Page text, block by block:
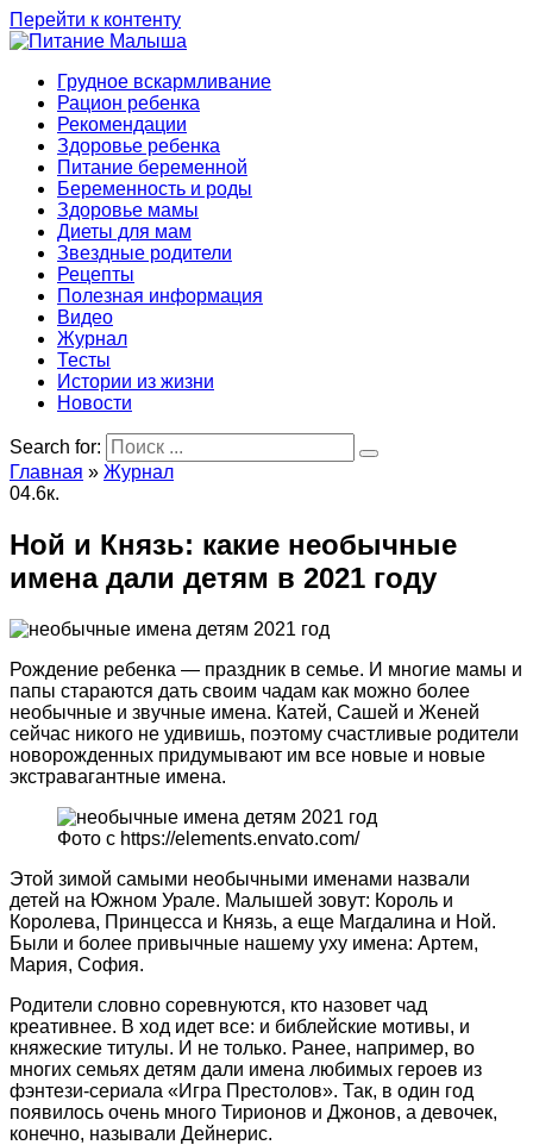
Перейти к контенту
Грудное вскармливание
Рацион ребенка
Рекомендации
Здоровье ребенка
Питание беременной
Беременность и роды
Здоровье мамы
Диеты для мам
Звездные родители
Рецепты
Полезная информация
Видео
Журнал
Тесты
Истории из жизни
Новости
Search for:
Главная » Журнал
04.6к.
Ной и Князь: какие необычные
имена дали детям в 2021 году
Рождение ребенка — праздник в семье. И многие мамы и
папы стараются дать своим чадам как можно более
необычные и звучные имена. Катей, Сашей и Женей
сейчас никого не удивишь, поэтому счастливые родители
новорожденных придумывают им все новые и новые
экстравагантные имена.
Фото с https://elements.envato.com/
Этой зимой самыми необычными именами назвали
детей на Южном Урале. Малышей зовут: Король и
Королева, Принцесса и Князь, а еще Магдалина и Ной.
Были и более привычные нашему уху имена: Артем,
Мария, София.
Родители словно соревнуются, кто назовет чад
креативнее. В ход идет все: и библейские мотивы, и
княжеские титулы. И не только. Ранее, например, во
многих семьях детям дали имена любимых героев из
фэнтези-сериала «Игра Престолов». Так, в один год
появилось очень много Тирионов и Джонов, а девочек,
конечно, называли Дейнерис.